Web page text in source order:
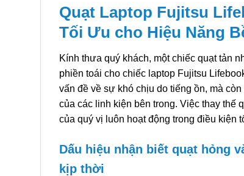
Quạt Laptop Fujitsu
Tối Ưu cho Hiệu Năng
Kính thưa quý khách, một chiếc quạt tản
phiền toái cho chiếc laptop Fujitsu
vấn đề về sự khó chịu do tiếng ồn, mà
của các linh kiện bên trong. Việc thay thế
của quý vị luôn hoạt động trong điều kiện
Dấu hiệu nhận biết quạt hỏng
kịp thời